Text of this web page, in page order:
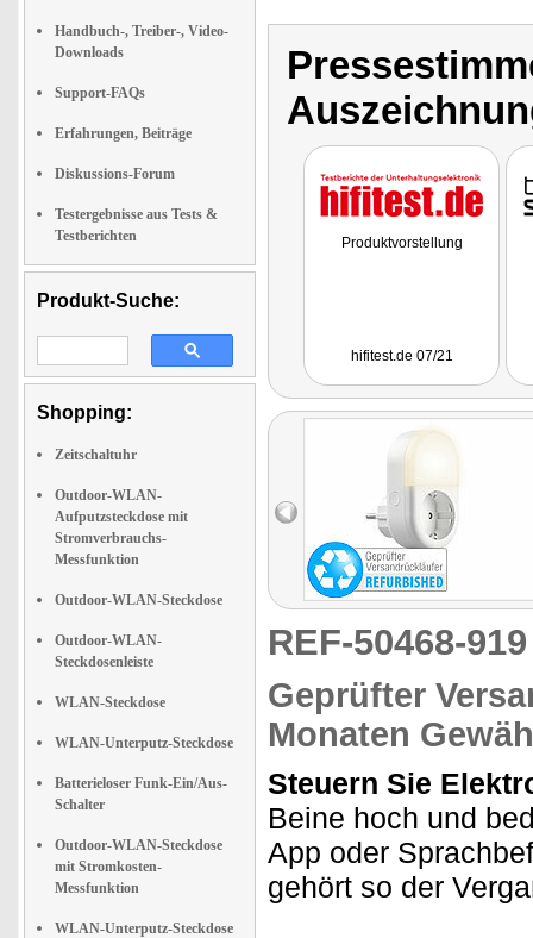
Handbuch-, Treiber-, Video-
Downloads
Support-FAQs
Erfahrungen, Beiträge
Diskussions-Forum
Testergebnisse aus Tests &
Testberichten
Produkt-Suche:
Shopping:
Zeitschaltuhr
Outdoor-WLAN-
Aufputzsteckdose mit
Stromverbrauchs-
Messfunktion
Outdoor-WLAN-Steckdose
Outdoor-WLAN-
Steckdosenleiste
WLAN-Steckdose
WLAN-Unterputz-Steckdose
Batterieloser Funk-Ein/Aus-
Schalter
Outdoor-WLAN-Steckdose
mit Stromkosten-
Messfunktion
WLAN-Unterputz-Steckdose
Produktvorstellung
hifitest.de 07/21
REF-50468-
Geprüfter
Monaten
Steuern Sie
Beine hoch und
App oder
gehört so der